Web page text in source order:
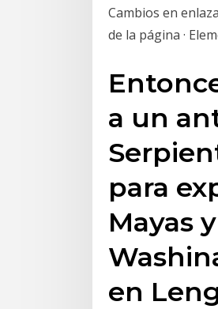
Cambios en
de la página ·
a un
para
Mayas
en